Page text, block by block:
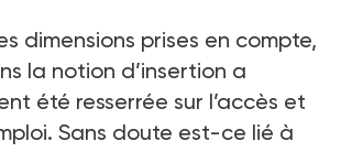
dimensions prises en compte,
la notion d’insertion a
été resserrée sur l’accès et
Sans doute est-ce lié à